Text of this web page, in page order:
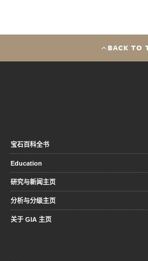
BACK TO
宝石百科全书
Education
研究与新闻主页
分析与分级主页
关于 GIA 主页